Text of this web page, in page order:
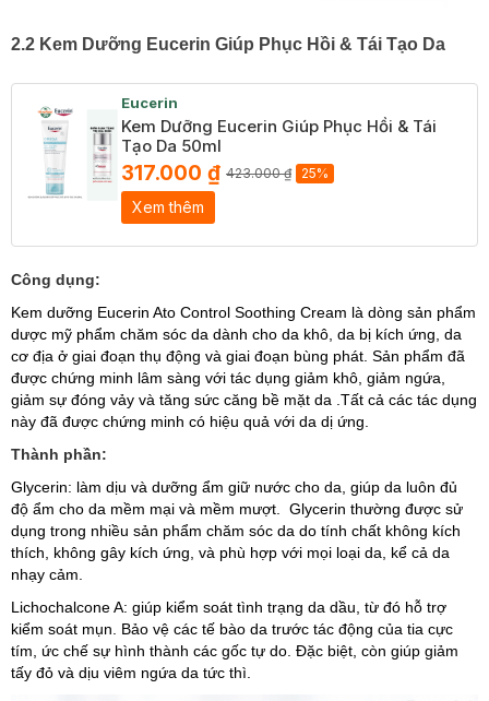
2.2 Kem Dưỡng Eucerin Giúp Phục Hồi & Tái Tạo Da
Eucerin
Kem Dưỡng Eucerin Giúp Phục Hồi & Tái
Tạo Da 50ml
317.000 ₫ 423.000 ₫ 25%
Xem thêm
Công dụng:
Kem dưỡng Eucerin Ato Control Soothing Cream là dòng sản phẩm
dược mỹ phẩm chăm sóc da dành cho da khô, da bị kích ứng, da
cơ địa ở giai đoạn thụ động và giai đoạn bùng phát. Sản phẩm đã
được chứng minh lâm sàng với tác dụng giảm khô, giảm ngứa,
giảm sự đóng vảy và tăng sức căng bề mặt da .Tất cả các tác dụng
này đã được chứng minh có hiệu quả với da dị ứng.
Thành phần:
Glycerin: làm dịu và dưỡng ẩm giữ nước cho da, giúp da luôn đủ
độ ẩm cho da mềm mại và mềm mượt. Glycerin thường được sử
dụng trong nhiều sản phẩm chăm sóc da do tính chất không kích
thích, không gây kích ứng, và phù hợp với mọi loại da, kể cả da
nhạy cảm.
Lichochalcone A: giúp kiểm soát tình trạng da dầu, từ đó hỗ trợ
kiểm soát mụn. Bảo vệ các tế bào da trước tác động của tia cực
tím, ức chế sự hình thành các gốc tự do. Đặc biệt, còn giúp giảm
tấy đỏ và dịu viêm ngứa da tức thì.